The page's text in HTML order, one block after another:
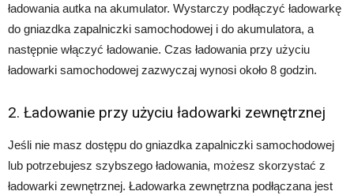
ładowania autka na akumulator. Wystarczy podłączyć ładowarkę
do gniazdka zapalniczki samochodowej i do akumulatora, a
następnie włączyć ładowanie. Czas ładowania przy użyciu
ładowarki samochodowej zazwyczaj wynosi około 8 godzin.
2. Ładowanie przy użyciu ładowarki zewnętrznej
Jeśli nie masz dostępu do gniazdka zapalniczki samochodowej
lub potrzebujesz szybszego ładowania, możesz skorzystać z
ładowarki zewnętrznej. Ładowarka zewnętrzna podłączana jest